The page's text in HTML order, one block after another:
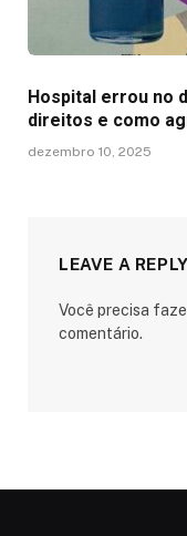
Hospital errou no
direitos e como
dezembro 10, 2025
LEAVE A REPLY
Você precisa
comentário.